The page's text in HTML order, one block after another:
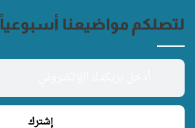
لتصلكم مواضيعنا أسبوعياً